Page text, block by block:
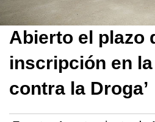
Abierto el plazo
inscripción en la
contra la Droga’